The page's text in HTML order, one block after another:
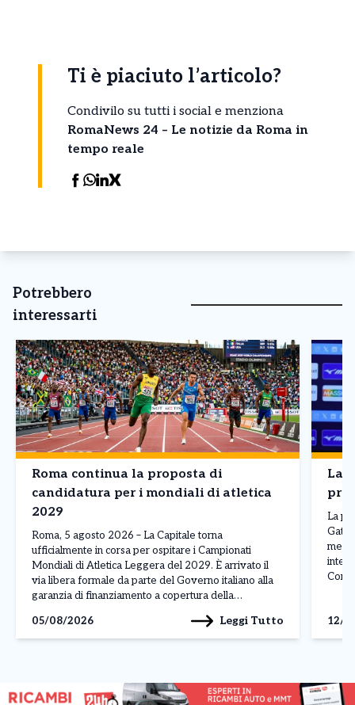
Ti è piaciuto l’articolo?
Condivilo su tutti i social e menziona
RomaNews 24 – Le notizie da Roma in
tempo reale
Potrebbero
interessarti
Roma continua la proposta di
candidatura per i mondiali di atletica
2029
Roma, 5 agosto 2026 – La Capitale torna
ufficialmente in corsa per ospitare i Campionati
Mondiali di Atletica Leggera del 2029. È arrivato il
via libera formale da parte del Governo italiano alla
garanzia di finanziamento a copertura della
decisivo nell’iter istituzionale. L’esito positivo del
confronto è […]
05/08/2026 Leggi Tutto
La
Con
dalla
12/